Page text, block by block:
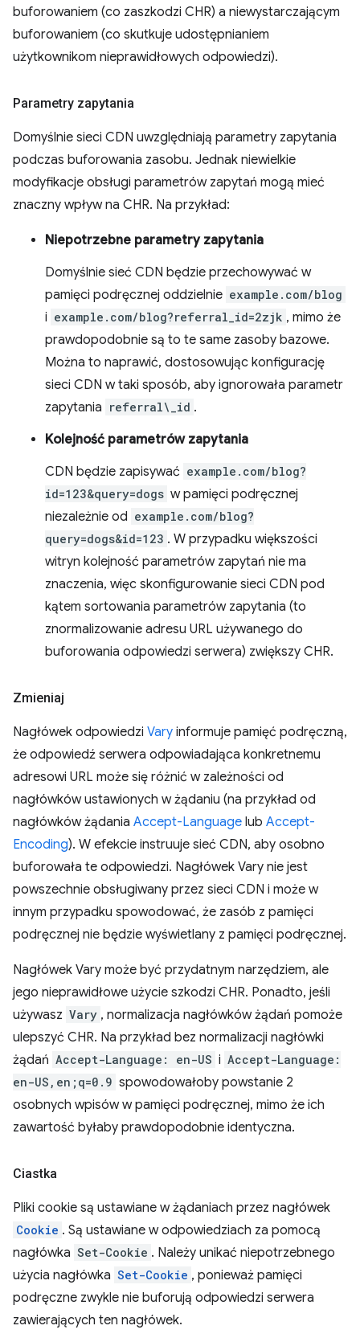
buforowaniem (co zaszkodzi CHR) a niewystarczającym
buforowaniem (co skutkuje udostępnianiem
użytkownikom nieprawidłowych odpowiedzi).
Parametry zapytania
Domyślnie sieci CDN uwzględniają parametry zapytania
podczas buforowania zasobu. Jednak niewielkie
modyfikacje obsługi parametrów zapytań mogą mieć
znaczny wpływ na CHR. Na przykład:
Niepotrzebne parametry zapytania
Domyślnie sieć CDN będzie przechowywać w
pamięci podręcznej oddzielnie example.com/blog
i example.com/blog?referral_id=2zjk , mimo że
prawdopodobnie są to te same zasoby bazowe.
Można to naprawić, dostosowując konfigurację
sieci CDN w taki sposób, aby ignorowała parametr
zapytania referral\_id .
Kolejność parametrów zapytania
CDN będzie zapisywać example.com/blog?
id=123&query=dogs w pamięci podręcznej
niezależnie od example.com/blog?
query=dogs&id=123 . W przypadku większości
witryn kolejność parametrów zapytań nie ma
znaczenia, więc skonfigurowanie sieci CDN pod
kątem sortowania parametrów zapytania (to
znormalizowanie adresu URL używanego do
buforowania odpowiedzi serwera) zwiększy CHR.
Zmieniaj
Nagłówek odpowiedzi Vary informuje pamięć podręczną,
że odpowiedź serwera odpowiadająca konkretnemu
adresowi URL może się różnić w zależności od
nagłówków ustawionych w żądaniu (na przykład od
nagłówków żądania Accept-Language lub Accept-
Encoding). W efekcie instruuje sieć CDN, aby osobno
buforowała te odpowiedzi. Nagłówek Vary nie jest
powszechnie obsługiwany przez sieci CDN i może w
innym przypadku spowodować, że zasób z pamięci
podręcznej nie będzie wyświetlany z pamięci podręcznej.
Nagłówek Vary może być przydatnym narzędziem, ale
jego nieprawidłowe użycie szkodzi CHR. Ponadto, jeśli
używasz Vary , normalizacja nagłówków żądań pomoże
ulepszyć CHR. Na przykład bez normalizacji nagłówki
żądań Accept-Language: en-US i Accept-Language:
en-US,en;q=0.9 spowodowałoby powstanie 2
osobnych wpisów w pamięci podręcznej, mimo że ich
zawartość byłaby prawdopodobnie identyczna.
Ciastka
Pliki cookie są ustawiane w żądaniach przez nagłówek
Cookie . Są ustawiane w odpowiedziach za pomocą
nagłówka Set-Cookie . Należy unikać niepotrzebnego
użycia nagłówka Set-Cookie , ponieważ pamięci
podręczne zwykle nie buforują odpowiedzi serwera
zawierających ten nagłówek.